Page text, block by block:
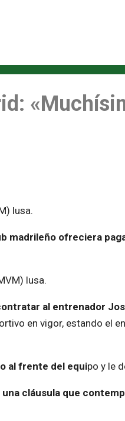
lusa.
madrileño ofreciera
lusa.
al entrenador
en vigor, estando el
al frente del equipo y le
cláusula que